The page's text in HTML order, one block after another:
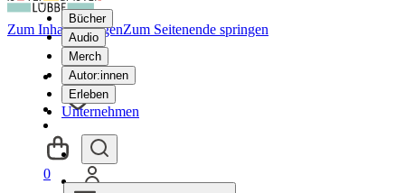
Bücher
Audio
Merch
Autor:innen
Erleben
Unternehmen
Zum Inhalt springenZum Seitenende springen
0